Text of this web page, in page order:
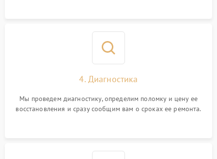
4. Диагностика
Мы проведем диагностику, определим поломку и цену ее
восстановления и сразу сообщим вам о сроках ее ремонта.